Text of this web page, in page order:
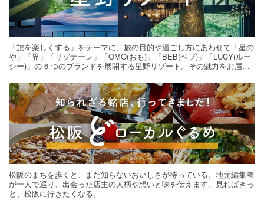
「旅を楽しくする」をテーマに、旅の目的や過ごし方にあわせて「星の
や」「界」「リゾナーレ」「OMO(おも)」「BEB(ベブ)」「LUCY(ルー
シー)」の 6 つのブランドを展開する星野リゾート。その魅力をお届け
松阪のまちを歩くと、まだ知らないおいしさが待っている。地元編集者
が一人で巡り、出会った店主の人柄や想いと味を伝えます。見ればきっ
と、松阪に行きたくなる。